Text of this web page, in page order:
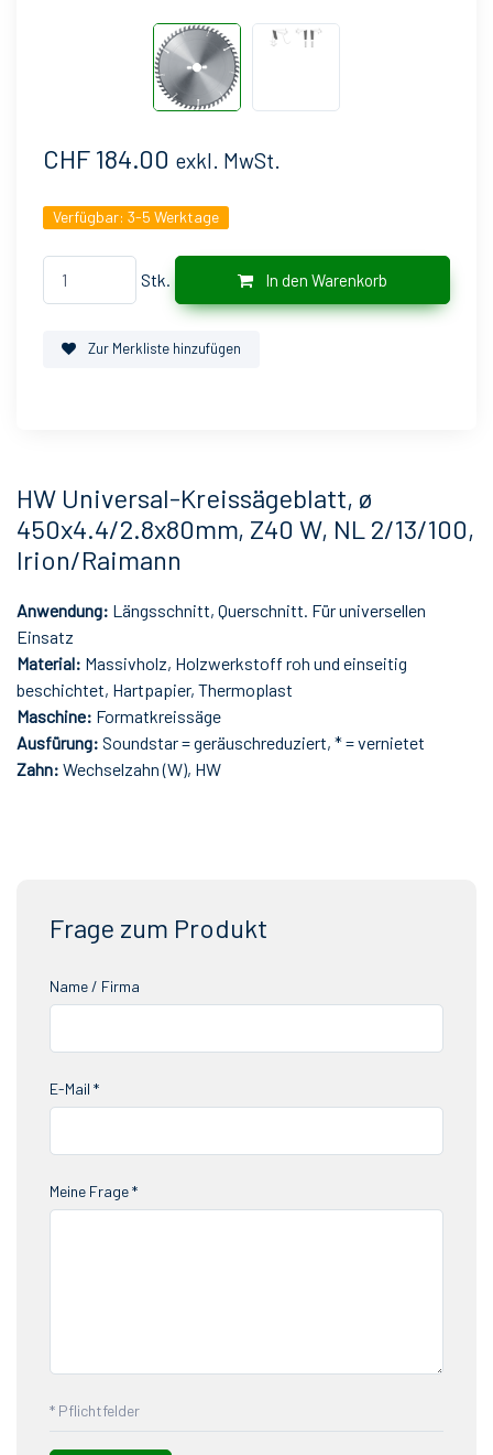
CHF 184.00 exkl. MwSt.
Verfügbar: 3-5 Werktage
Stk. In den Warenkorb
Zur Merkliste hinzufügen
HW Universal-Kreissägeblatt, ø
450x4.4/2.8x80mm, Z40 W, NL 2/13/100,
Irion/Raimann
Anwendung: Längsschnitt, Querschnitt. Für universellen
Einsatz
Material: Massivholz, Holzwerkstoff roh und einseitig
beschichtet, Hartpapier, Thermoplast
Maschine: Formatkreissäge
Ausfürung: Soundstar = geräuschreduziert, * = vernietet
Zahn: Wechselzahn (W), HW
Frage zum Produkt
Name / Firma
E-Mail *
Meine Frage *
* Pflichtfelder